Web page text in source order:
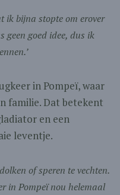
ik bijna stopte om erover
geen goed idee, dus ik
in Pompeï, waar
familie. Dat betekent
en een
leventje.
of speren te vechten.
in Pompeï nou helemaal